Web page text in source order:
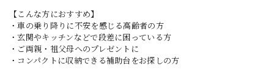
【こんな方におすすめ】
・車の乗り降りに不安を感じる高齢者の方
・玄関やキッチンなどで段差に困っている方
・ご両親・祖父母へのプレゼントに
・コンパクトに収納できる補助台をお探しの方